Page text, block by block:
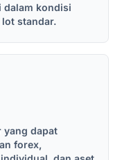
dalam kondisi
standar.
yang dapat
forex,